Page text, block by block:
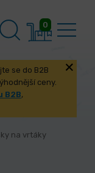
0
se do B2B
ceny.
B2B,
na vrtáky